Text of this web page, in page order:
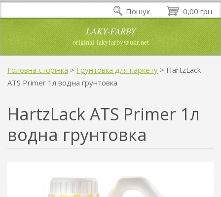
LAKY-FARBY
original-lakyfarby@ukr.net
Головна сторінка > Грунтовка для паркету > HartzLack
ATS Primer 1л водна грунтовка
HartzLack ATS Primer 1л
водна грунтовка
0,00 грн.
Пошук